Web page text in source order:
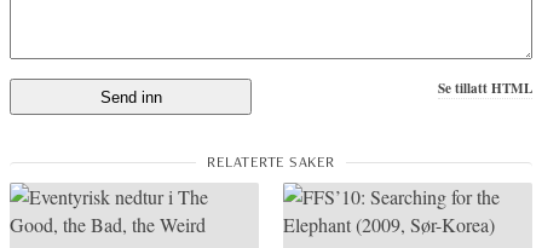
Se tillatt HTML